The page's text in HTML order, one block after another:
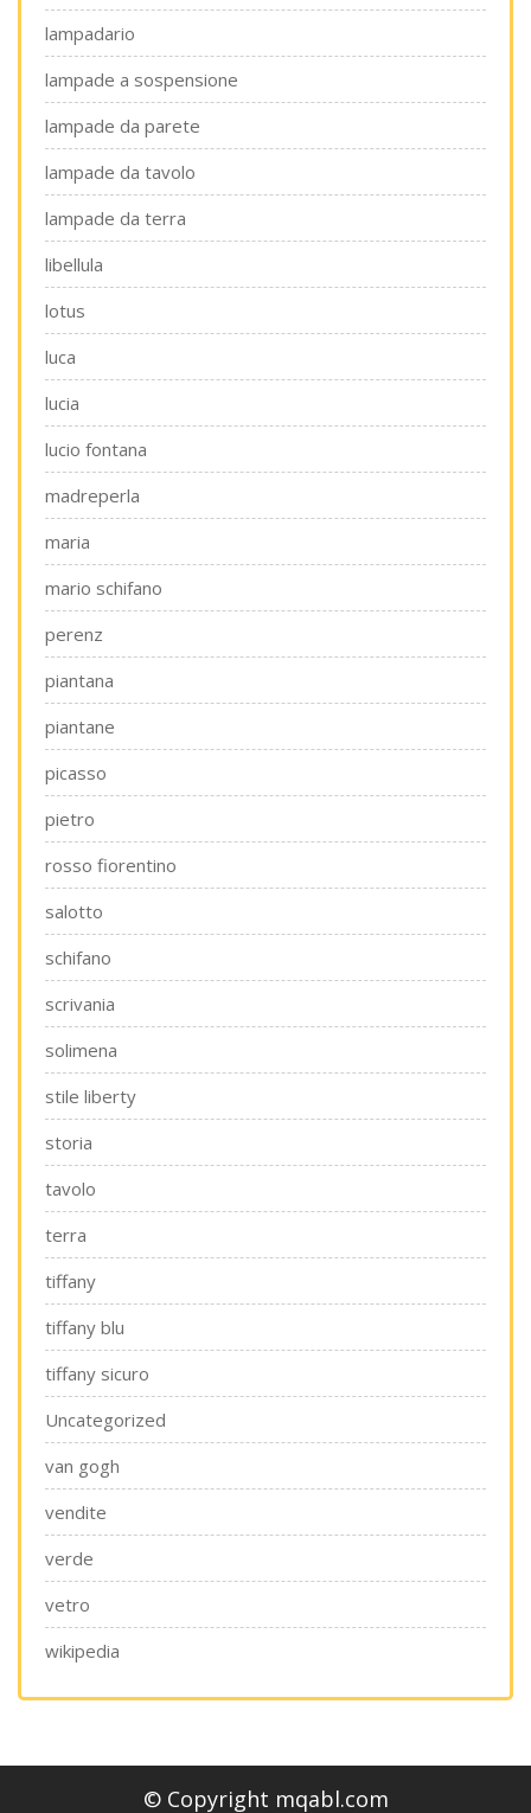
lampadario
lampade a sospensione
lampade da parete
lampade da tavolo
lampade da terra
libellula
lotus
luca
lucia
lucio fontana
madreperla
maria
mario schifano
perenz
piantana
piantane
picasso
pietro
rosso fiorentino
salotto
schifano
scrivania
solimena
stile liberty
storia
tavolo
terra
tiffany
tiffany blu
tiffany sicuro
Uncategorized
van gogh
vendite
verde
vetro
wikipedia
© Copyright mqabl.com